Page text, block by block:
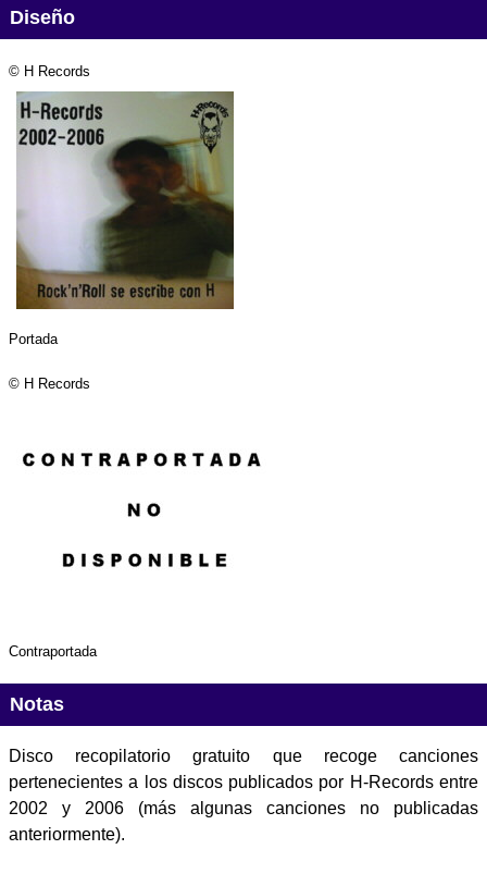
Diseño
© H Records
Portada
© H Records
Contraportada
Notas
Disco recopilatorio gratuito que recoge canciones
pertenecientes a los discos publicados por H-Records entre
2002 y 2006 (más algunas canciones no publicadas
anteriormente).